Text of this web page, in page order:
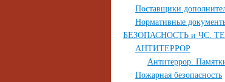
Поставщики
Нормативные
БЕЗОПАСНОСТЬ и ЧС.
АНТИТЕРРОР
Антитеррор.
Пожарная безопасность